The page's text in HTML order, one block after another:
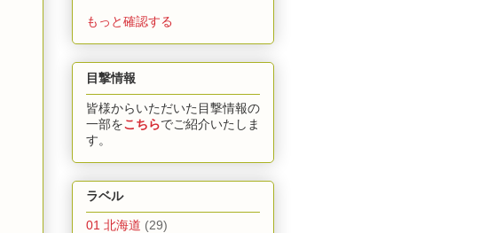
もっと確認する
目撃情報
皆様からいただいた目撃情報の
一部をこちらでご紹介いたしま
す。
ラベル
01 北海道 (29)